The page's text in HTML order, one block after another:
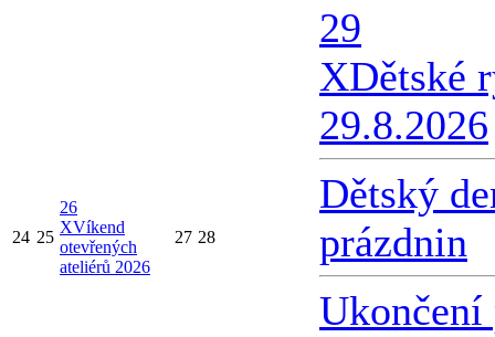
24 25
26
XVíkend
otevřených
ateliérů 2026
27 28
29
XDětské
29.8.2026
Dětský
prázdnin
Ukončení